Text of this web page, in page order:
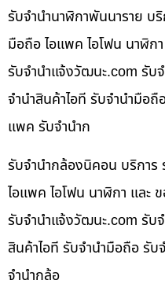
รับจำนำนาฬิกาพันนาราย บ
มือถือ ไอแพค ไอโฟน นาฬิก
รับจํานําแจ้งวัฒนะ.com รับ
จำนำสินค้าไอที รับจำนำมือ
แพค รับจำนำก
รับจำนำกล้องนิคอน บริการ
ไอแพค ไอโฟน นาฬิกา และ
รับจํานําแจ้งวัฒนะ.com รับ
สินค้าไอที รับจำนำมือถือ รั
จำนำกล้อ